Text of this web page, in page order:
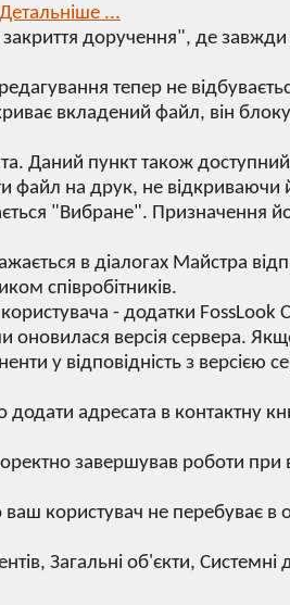
Детальніше ...
доручення", де
тепер не
вкладений файл, він
Даний пункт також
файл на друк, не відкриваючи
"Вибране". Призначення
в діалогах Майстра
співробітників.
- додатки FossLook
оновилася версія сервера.
у відповідність з версією
адресата в контактну
завершував роботи при
користувач не перебуває в
Загальні об'єкти, Системні